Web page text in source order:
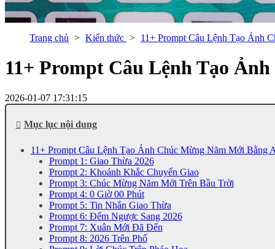
Trang chủ Kiến thức 11+ Prompt Câu Lệnh Tạo Ảnh
11+ Prompt Câu Lệnh Tạo
2026-01-07 17:31:15
Mục lục nội dung
11+ Prompt Câu Lệnh Tạo Ảnh Chúc Mừng Năm Mới Bằng
Prompt 1: Giao Thừa 2026
Prompt 2: Khoảnh Khắc Chuyển Giao
Prompt 3: Chúc Mừng Năm Mới Trên Bầu Trời
Prompt 4: 0 Giờ 00 Phút
Prompt 5: Tin Nhắn Giao Thừa
Prompt 6: Đếm Ngược Sang 2026
Prompt 7: Xuân Mới Đã Đến
Prompt 8: 2026 Trên Phố